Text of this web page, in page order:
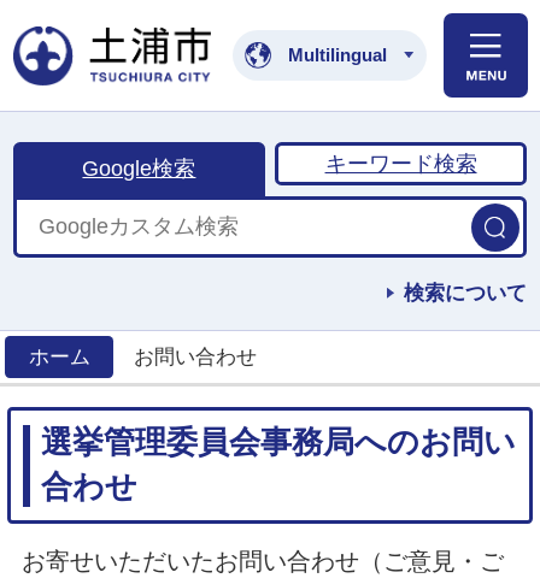
土浦市公式ホームペ
Multilingual
Google検索 キーワード検索
検索について
ホーム
お問い合わせ
選挙管理委員会事務局へのお問い
合わせ
お寄せいただいたお問い合わせ（ご意見・ご